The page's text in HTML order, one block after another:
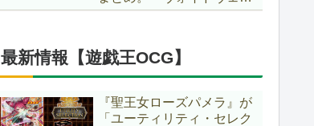
グ」や「夢中」、「ラ
「コスモス姫」などの人気
テーマ強化に加え、「冥
跡」もテーマ化です！！
【遊戯王ラッシュデュエ
ル】
最新情報【遊戯王OCG】
『聖王女ローズパメラ』が
「ユーティリティ・セレク